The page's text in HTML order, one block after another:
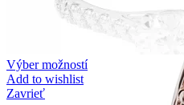
Výber možností
Add to wishlist
Zavrieť